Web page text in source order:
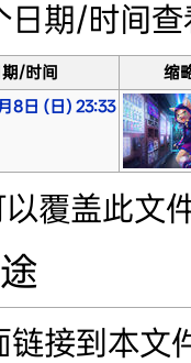
日期/时间
期/时间
缩
8日 (日) 23:33
覆盖此文
链接到本文